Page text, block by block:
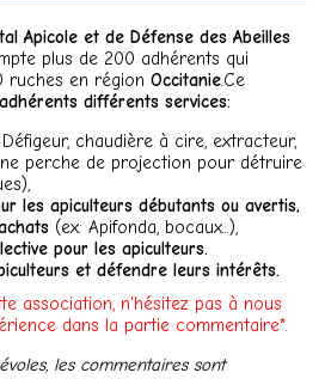
Apicole et de Défense des Abeilles
plus de 200 adhérents qui
ruches en région Occitanie.Ce
adhérents différents services:
Défigeur, chaudière à cire, extracteur,
perche de projection pour détruire
les apiculteurs débutants ou avertis,
(ex: Apifonda, bocaux...),
pour les apiculteurs.
et défendre leurs intérêts.
association, n'hésitez pas à nous
dans la partie commentaire*.
les commentaires sont